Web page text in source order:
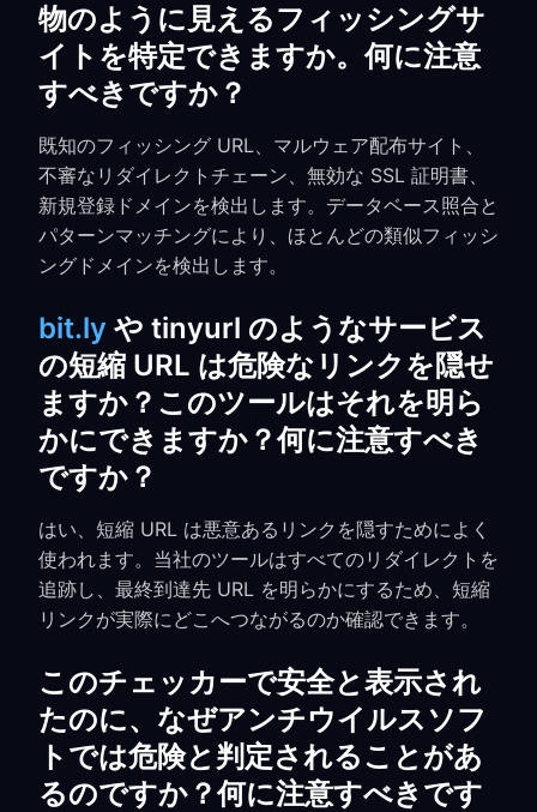
物のように見えるフィッシングサ
イトを特定できますか。何に注意
すべきですか？
既知のフィッシング URL、マルウェア配布サイト、
不審なリダイレクトチェーン、無効な SSL 証明書、
新規登録ドメインを検出します。データベース照合と
パターンマッチングにより、ほとんどの類似フィッシ
ングドメインを検出します。
bit.ly や tinyurl のようなサービス
の短縮 URL は危険なリンクを隠せ
ますか？このツールはそれを明ら
かにできますか？何に注意すべき
ですか？
はい、短縮 URL は悪意あるリンクを隠すためによく
使われます。当社のツールはすべてのリダイレクトを
追跡し、最終到達先 URL を明らかにするため、短縮
リンクが実際にどこへつながるのか確認できます。
このチェッカーで安全と表示され
たのに、なぜアンチウイルスソフ
トでは危険と判定されることがあ
るのですか？何に注意すべきです